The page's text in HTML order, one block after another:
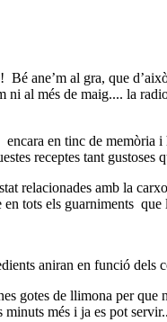
Bé ane’m al gra, que
ni al més de maig.... la
encara en tinc de memòria
receptes tant gustoses
relacionades amb la
en tots els guarniments que
aniran en funció dels
gotes de llimona per
més i ja es pot